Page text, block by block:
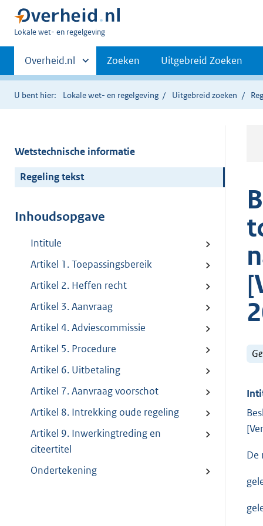
U
hier:
Lokale wet- en regelgeving
Primaire
navigatie
Andere
sites
binnen
Overheid.nl Zoeken Uitgebreid Zoeken
U bent hier: Lokale wet- en regelgeving Uitgebreid zoeken
Wetstechnische informatie
Regeling tekst
Inhoudsopgave
Intitule
Artikel 1. Toepassingsbereik
Artikel 2. Heffen recht
Artikel 3. Aanvraag
Artikel 4. Adviescommissie
Artikel 5. Procedure
Artikel 6. Uitbetaling
Artikel 7. Aanvraag voorschot
Artikel 8. Intrekking oude regeling
Artikel 9. Inwerkingtreding en
citeertitel
Ondertekening
De